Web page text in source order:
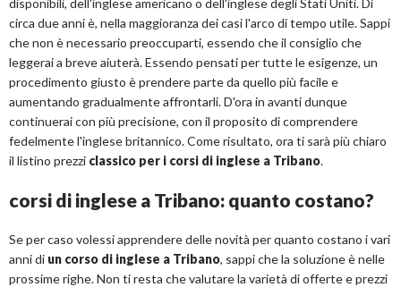
disponibili, dell'inglese americano o dell'inglese degli Stati Uniti. Di
circa due anni è, nella maggioranza dei casi l'arco di tempo utile. Sappi
che non è necessario preoccuparti, essendo che il consiglio che
leggerai a breve aiuterà. Essendo pensati per tutte le esigenze, un
procedimento giusto è prendere parte da quello più facile e
aumentando gradualmente affrontarli. D'ora in avanti dunque
continuerai con più precisione, con il proposito di comprendere
fedelmente l'inglese britannico. Come risultato, ora ti sarà più chiaro
il listino prezzi classico per i corsi di inglese a Tribano.
corsi di inglese a Tribano: quanto costano?
Se per caso volessi apprendere delle novità per quanto costano i vari
anni di un corso di inglese a Tribano, sappi che la soluzione è nelle
prossime righe. Non ti resta che valutare la varietà di offerte e prezzi